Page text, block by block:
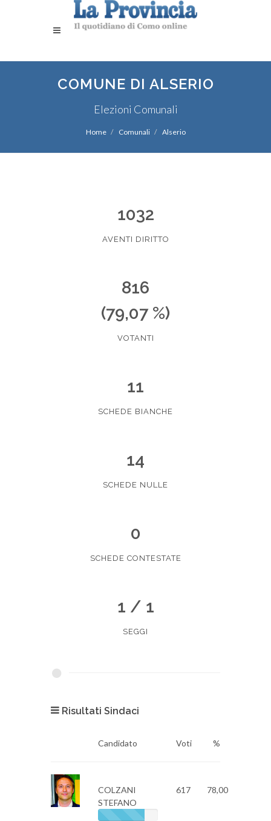
COMUNE DI ALSERIO
Elezioni Comunali
Home Comunali Alserio
1032
AVENTI DIRITTO
816
(79,07 %)
VOTANTI
11
SCHEDE BIANCHE
14
SCHEDE NULLE
0
SCHEDE CONTESTATE
1 / 1
SEGGI
Risultati Sindaci
Candidato Voti %
COLZANI
STEFANO
617 78,00